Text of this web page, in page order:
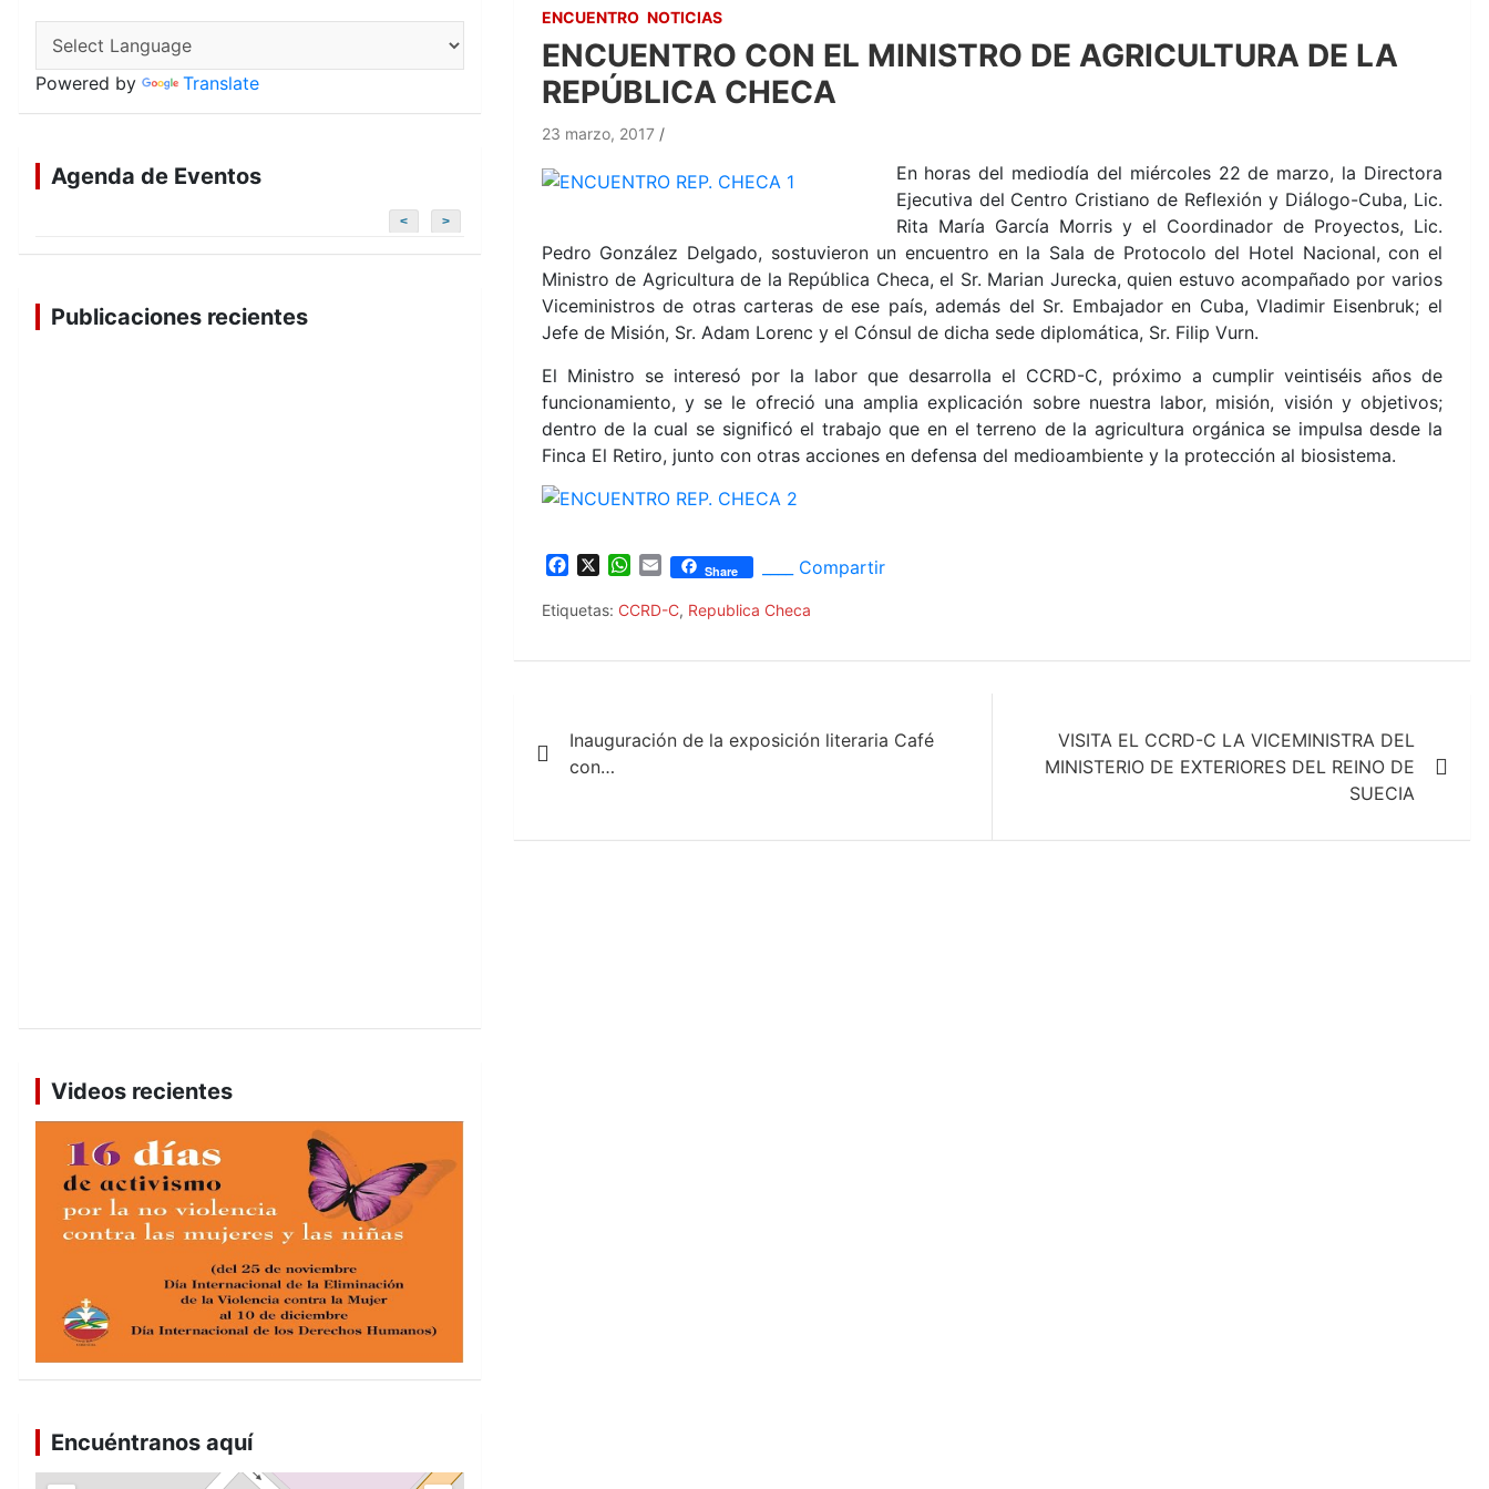
ENCUENTRO NOTICIAS
ENCUENTRO CON EL MINISTRO DE AGRICULTURA DE LA
REPÚBLICA CHECA
23 marzo, 2017
En horas del mediodía del miércoles 22 de marzo, la Directora
Ejecutiva del Centro Cristiano de Reflexión y Diálogo-Cuba, Lic.
Rita María García Morris y el Coordinador de Proyectos, Lic.
Pedro González Delgado, sostuvieron un encuentro en la Sala de Protocolo del Hotel Nacional, con el
Ministro de Agricultura de la República Checa, el Sr. Marian Jurecka, quien estuvo acompañado por varios
Viceministros de otras carteras de ese país, además del Sr. Embajador en Cuba, Vladimir Eisenbruk; el
Jefe de Misión, Sr. Adam Lorenc y el Cónsul de dicha sede diplomática, Sr. Filip Vurn.
El Ministro se interesó por la labor que desarrolla el CCRD-C, próximo a cumplir veintiséis años de
funcionamiento, y se le ofreció una amplia explicación sobre nuestra labor, misión, visión y objetivos;
dentro de la cual se significó el trabajo que en el terreno de la agricultura orgánica se impulsa desde la
Finca El Retiro, junto con otras acciones en defensa del medioambiente y la protección al biosistema.
c
W
a
E
a
Share ____ Compartir
Etiquetas: CCRD-C, Republica Checa
de
Inauguración de la exposición literaria Café
con…
VISITA EL CCRD-C LA VICEMINISTRA DEL
MINISTERIO DE EXTERIORES DEL REINO DE
SUECIA
Powered by Translate
Agenda de Eventos
< >
Publicaciones recientes
Videos recientes
Encuéntranos aquí